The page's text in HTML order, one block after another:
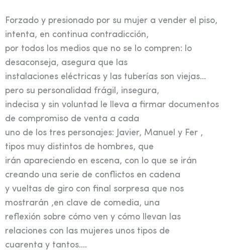
Forzado y presionado por su mujer a vender el piso,
intenta, en continua contradicción,
por todos los medios que no se lo compren: lo
desaconseja, asegura que las
instalaciones eléctricas y las tuberías son viejas…
pero su personalidad frágil, insegura,
indecisa y sin voluntad le lleva a firmar documentos
de compromiso de venta a cada
uno de los tres personajes: Javier, Manuel y Fer ,
tipos muy distintos de hombres, que
irán apareciendo en escena, con lo que se irán
creando una serie de conflictos en cadena
y vueltas de giro con final sorpresa que nos
mostrarán ,en clave de comedia, una
reflexión sobre cómo ven y cómo llevan las
relaciones con las mujeres unos tipos de
cuarenta y tantos….